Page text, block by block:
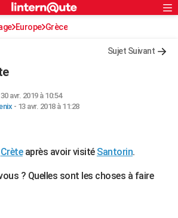
S'inscrire
Connexion
Europe Grèce
Sujet Suivant
avr. 2019 à 10:54
- 13 avr. 2018 à 11:28
Crèteaprès avoir visité Santorin.
? Quelles sont les choses à faire